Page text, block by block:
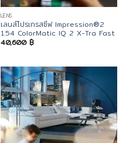
LENS
เลนส์โปรเกรสซีฟ Impression®2
1.54 ColorMatic IQ 2 X-Tra Fast
40,600 ฿